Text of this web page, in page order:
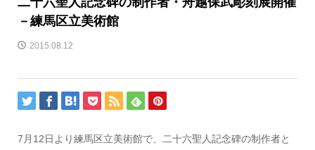
－練馬区立美術館
2015.08.12
7月12日より練馬区立美術館で、二十六聖人記念碑の制作者と